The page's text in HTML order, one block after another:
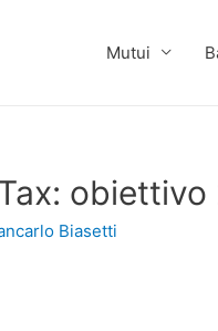
Mutui
obiettivo
Biasetti